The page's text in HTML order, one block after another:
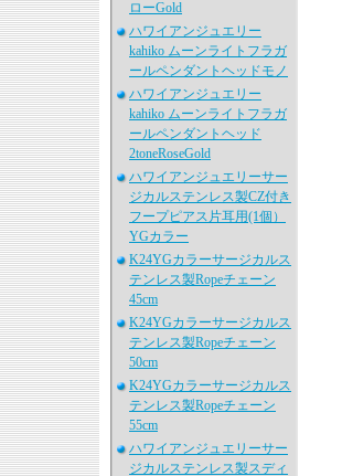
ローGold
ハワイアンジュエリー
kahiko ムーンライトフラガ
ールペンダントヘッドモノ
ハワイアンジュエリー
kahiko ムーンライトフラガ
ールペンダントヘッド
2toneRoseGold
ハワイアンジュエリーサー
ジカルステンレス製CZ付き
フープピアス片耳用(1個）
YGカラー
K24YGカラーサージカルス
テンレス製Ropeチェーン
45cm
K24YGカラーサージカルス
テンレス製Ropeチェーン
50cm
K24YGカラーサージカルス
テンレス製Ropeチェーン
55cm
ハワイアンジュエリーサー
ジカルステンレス製スディ